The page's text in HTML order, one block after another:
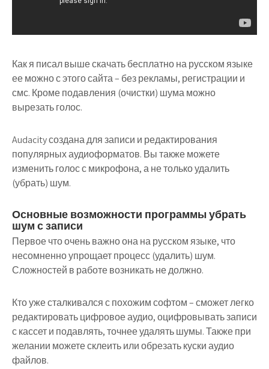
Как я писал выше скачать бесплатно на русском языке
ее можно с этого сайта – без рекламы, регистрации и
смс. Кроме подавления (очистки) шума можно
вырезать голос.
Audacity создана для записи и редактирования
популярных аудиоформатов. Вы также можете
изменить голос с микрофона, а не только удалить
(убрать) шум.
Основные возможности программы убрать
шум с записи
Первое что очень важно она на русском языке, что
несомненно упрощает процесс (удалить) шум.
Сложностей в работе возникать не должно.
Кто уже сталкивался с похожим софтом – сможет легко
редактировать цифровое аудио, оцифровывать записи
с кассет и подавлять, точнее удалять шумы. Также при
желании можете склеить или обрезать куски аудио
файлов.